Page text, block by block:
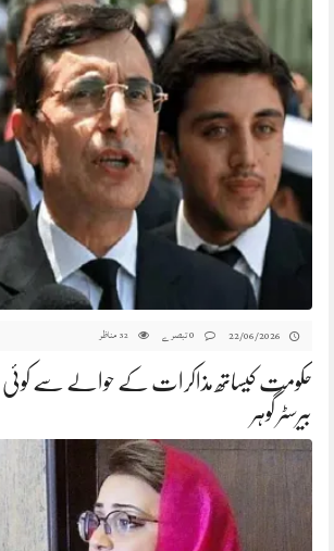
22/06/2026
32 مناظر
حکومت کیساتھ مذاکرات کے حوالے سے
بیرسٹر گوہر